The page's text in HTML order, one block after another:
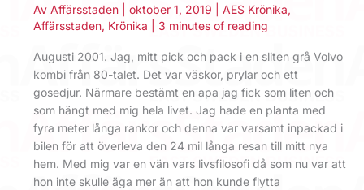
Av Affärsstaden oktober 1, 2019 AES Krönika,
Affärsstaden, Krönika 3 minutes of reading
Augusti 2001. Jag, mitt pick och pack i en sliten grå Volvo
kombi från 80-talet. Det var väskor, prylar och ett
gosedjur. Närmare bestämt en apa jag fick som liten och
som hängt med mig hela livet. Jag hade en planta med
fyra meter långa rankor och denna var varsamt inpackad i
bilen för att överleva den 24 mil långa resan till mitt nya
hem. Med mig var en vän vars livsfilosofi då som nu var att
hon inte skulle äga mer än att hon kunde flytta